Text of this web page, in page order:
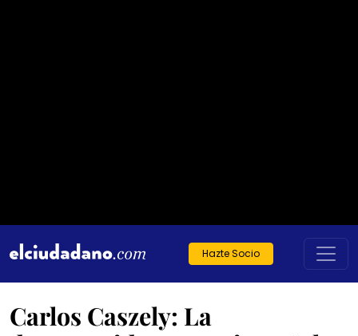
Hazte Socio
Carlos Caszely: La